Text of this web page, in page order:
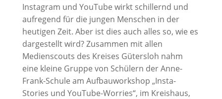
Instagram und YouTube wirkt schillernd und
aufregend für die jungen Menschen in der
heutigen Zeit. Aber ist dies auch alles so, wie es
dargestellt wird? Zusammen mit allen
Medienscouts des Kreises Gütersloh nahm
eine kleine Gruppe von Schülern der Anne-
Frank-Schule am Aufbauworkshop „Insta-
Stories und YouTube-Worries“, im Kreishaus,